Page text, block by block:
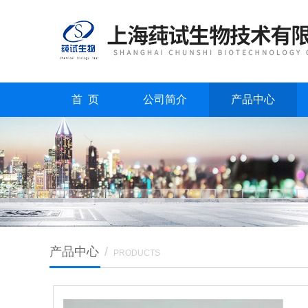
首 页 公司简介 产品中心
产品中心 / PRODUCTS